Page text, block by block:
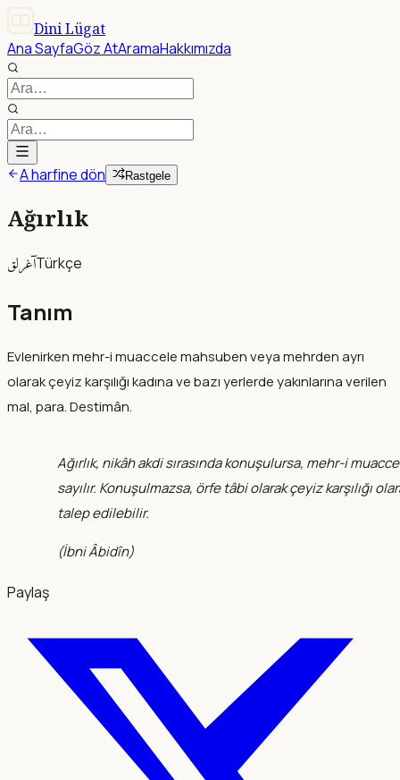
Dini Lügat
Ana SayfaGöz AtAramaHakkımızda
A harfine dön Rastgele
Ağırlık
آغرلقTürkçe
Tanım
Evlenirken mehr-i muaccele mahsuben veya mehrden ayrı
olarak çeyiz karşılığı kadına ve bazı yerlerde yakınlarına verilen
mal, para. Destimân.
Ağırlık, nikâh akdi sırasında konuşulursa, mehr-i
sayılır. Konuşulmazsa, örfe tâbi olarak çeyiz karşılığı
talep edilebilir.
(İbni Âbidîn)
Paylaş